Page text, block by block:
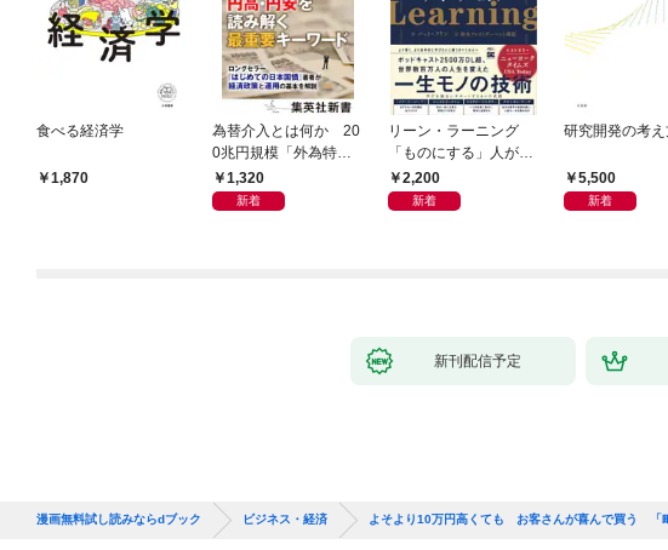
食べる経済学
1,870
為替介入とは何か 20
0兆円規模「外為特
会」が生まれた謎
1,320
新着
リーン・ラーニング
「ものにする」人が自
然とやっている 最小の
インプットで最大の成
2,200
新着
研究開発の考え
5,500
新着
新刊配信予定
漫画無料試し読みならdブック ビジネス・経済 よそより10万円高くても お客さんが喜んで買う 「